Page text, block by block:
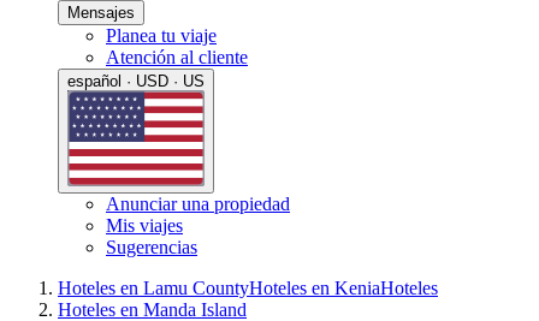
Mensajes
Planea tu viaje
Atención al cliente
español · USD · US
Anunciar una propiedad
Mis viajes
Sugerencias
Hoteles en Lamu CountyHoteles en KeniaHoteles
Hoteles en Manda Island